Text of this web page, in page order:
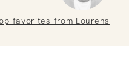
favorites from Lourens